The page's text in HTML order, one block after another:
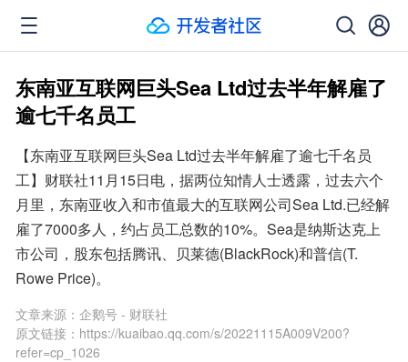
东南亚互联网巨头Sea Ltd过去半年解雇了
逾七千名员工
【东南亚互联网巨头Sea Ltd过去半年解雇了逾七千名员
工】财联社11月15日电，据两位知情人士透露，过去六个
月里，东南亚收入和市值最大的互联网公司Sea Ltd.已经解
雇了7000多人，约占员工总数的10%。Sea是纳斯达克上
市公司，股东包括腾讯、贝莱德(BlackRock)和普信(T.
Rowe Price)。
文章来源： 企鹅号 - 财联社
原文链接： https://kuaibao.qq.com/s/20221115A009V200?
refer=cp_1026